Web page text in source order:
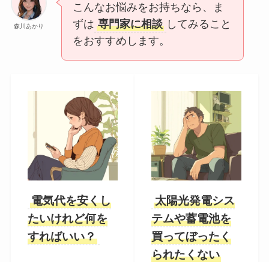
森川あかり
こんなお悩みをお持ちなら、ま
ずは 専門家に相談 してみること
をおすすめします。
電気代を安くし
たいけれど何を
すればいい？
太陽光発電シス
テムや蓄電池を
買ってぼったく
られたくない